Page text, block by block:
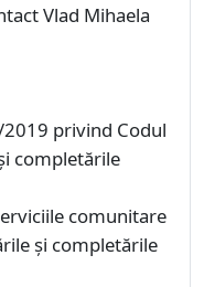
Vlad Mihaela
privind Codul
completările
comunitare
și completările